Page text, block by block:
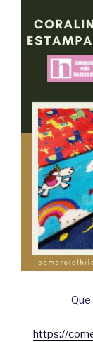
https://